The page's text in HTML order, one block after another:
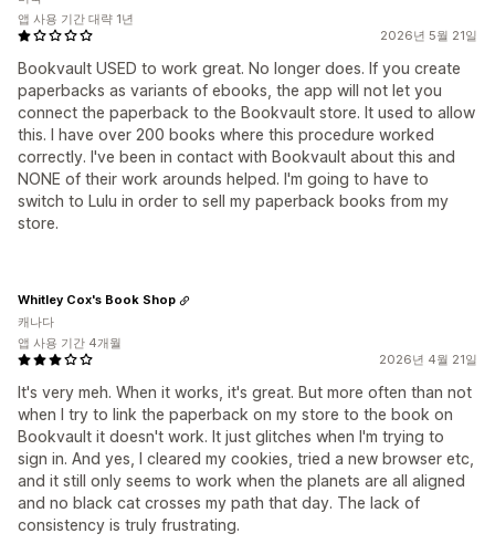
2026년 5월 21일
Bookvault USED to work great. No longer does. If you create
paperbacks as variants of ebooks, the app will not let you
connect the paperback to the Bookvault store. It used to allow
this. I have over 200 books where this procedure worked
correctly. I've been in contact with Bookvault about this and
NONE of their work arounds helped. I'm going to have to
switch to Lulu in order to sell my paperback books from my
store.
앱 사용 기간 대략 1년
2026년 4월 21일
It's very meh. When it works, it's great. But more often than not
when I try to link the paperback on my store to the book on
Bookvault it doesn't work. It just glitches when I'm trying to
sign in. And yes, I cleared my cookies, tried a new browser etc,
and it still only seems to work when the planets are all aligned
and no black cat crosses my path that day. The lack of
consistency is truly frustrating.
Whitley Cox's Book Shop
캐나다
앱 사용 기간 4개월